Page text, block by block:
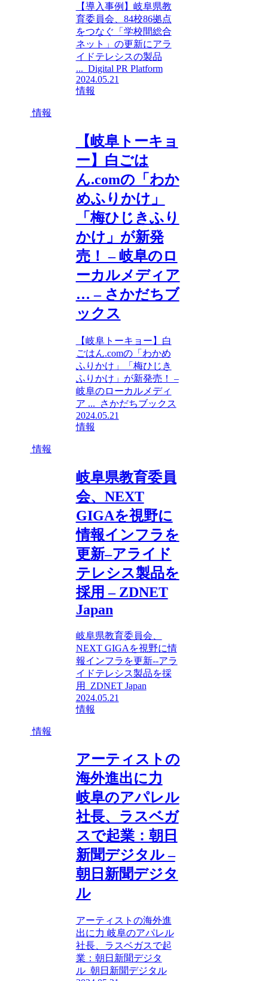
【導入事例】岐阜県教
育委員会、84校86拠点
をつなぐ「学校間総合
ネット」の更新にアラ
イドテレシスの製品
... Digital PR Platform
2024.05.21
情報
情報
【岐阜トーキョ
ー】白ごは
ん.comの「わか
めふりかけ」
「梅ひじきふり
かけ」が新発
売！ – 岐阜のロ
ーカルメディア
… – さかだちブ
ックス
【岐阜トーキョー】白
ごはん.comの「わかめ
ふりかけ」「梅ひじき
ふりかけ」が新発売！ –
岐阜のローカルメディ
ア ... さかだちブックス
2024.05.21
情報
情報
岐阜県教育委員
会、NEXT
GIGAを視野に
情報インフラを
更新–アライド
テレシス製品を
採用 – ZDNET
Japan
岐阜県教育委員会、
NEXT GIGAを視野に情
報インフラを更新--アラ
イドテレシス製品を採
用 ZDNET Japan
2024.05.21
情報
情報
アーティストの
海外進出に力
岐阜のアパレル
社長、ラスベガ
スで起業：朝日
新聞デジタル –
朝日新聞デジタ
ル
アーティストの海外進
出に力 岐阜のアパレル
社長、ラスベガスで起
業：朝日新聞デジタ
ル 朝日新聞デジタル